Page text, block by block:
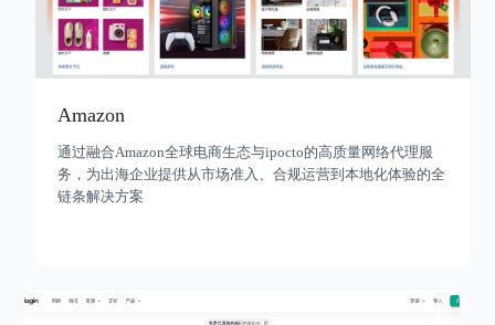
Amazon
通过融合Amazon全球电商生态与ipocto的高质量网络代理服
务，为出海企业提供从市场准入、合规运营到本地化体验的全
链条解决方案